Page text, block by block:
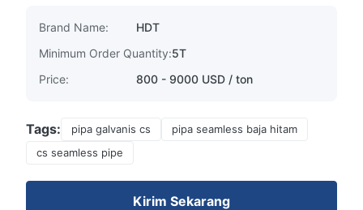
Brand Name:
HDT
Minimum Order Quantity:5T
Price:
800 - 9000 USD / ton
Tags: pipa galvanis cs
pipa seamless baja hitam
cs seamless pipe
Kirim Sekarang